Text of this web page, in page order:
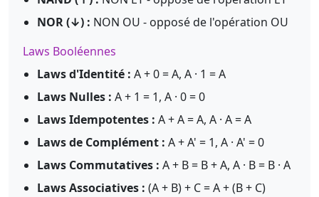
NOR (↓) : NON OU - opposé de l'opération OU
Laws Booléennes
Laws d'Identité : A + 0 = A, A · 1 = A
Laws Nulles : A + 1 = 1, A · 0 = 0
Laws Idempotentes : A + A = A, A · A = A
Laws de Complément : A + A' = 1, A · A' = 0
Laws Commutatives : A + B = B + A, A · B = B · A
Laws Associatives : (A + B) + C = A + (B + C)